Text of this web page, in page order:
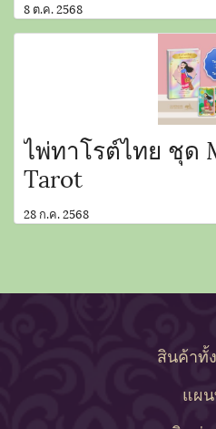
8 ต.ค. 2568
ไพ่ทาโรต์ไทย ชุด
Tarot
28 ก.ค. 2568
สินค้าทั้
แผ